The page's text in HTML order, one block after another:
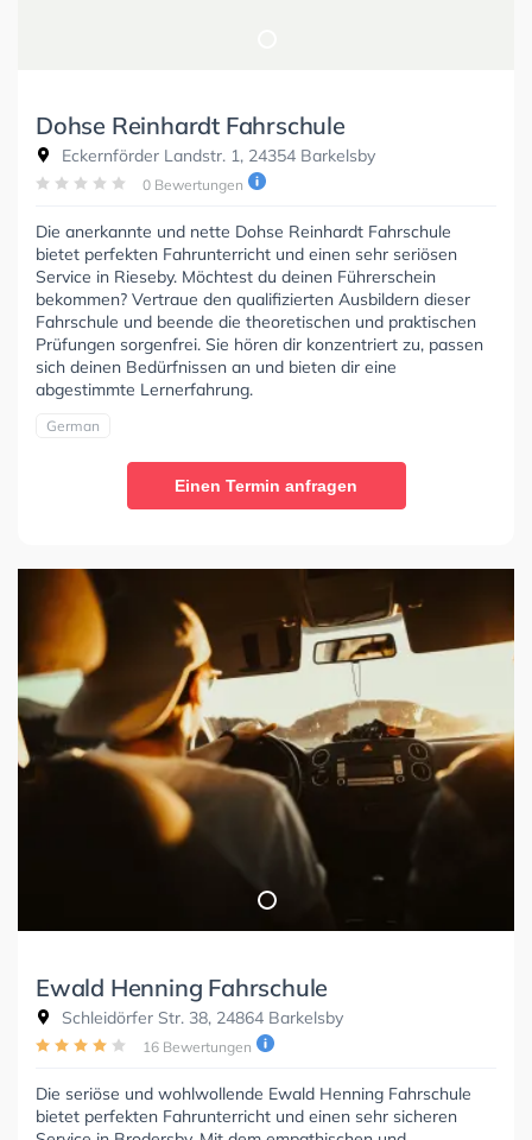
Dohse Reinhardt Fahrschule
Eckernförder Landstr. 1, 24354 Barkelsby
0 Bewertungen
Die anerkannte und nette Dohse Reinhardt Fahrschule
bietet perfekten Fahrunterricht und einen sehr seriösen
Service in Rieseby. Möchtest du deinen Führerschein
bekommen? Vertraue den qualifizierten Ausbildern dieser
Fahrschule und beende die theoretischen und praktischen
Prüfungen sorgenfrei. Sie hören dir konzentriert zu, passen
sich deinen Bedürfnissen an und bieten dir eine
abgestimmte Lernerfahrung.
German
Einen Termin anfragen
Ewald Henning Fahrschule
Schleidörfer Str. 38, 24864 Barkelsby
16 Bewertungen
Die seriöse und wohlwollende Ewald Henning Fahrschule
bietet perfekten Fahrunterricht und einen sehr sicheren